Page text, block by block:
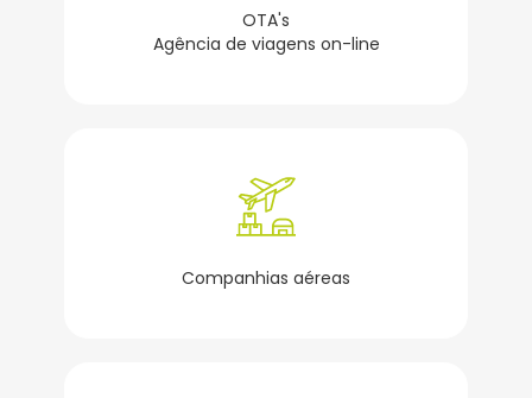
OTA's
Agência de viagens on-line
Companhias aéreas